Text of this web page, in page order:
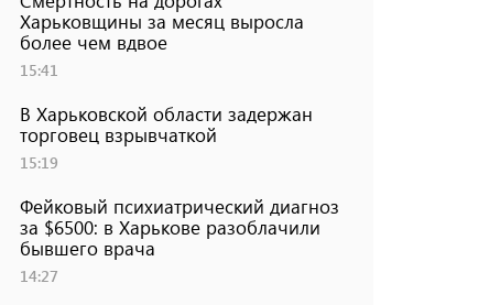
Харьковщины за месяц выросла
более чем вдвое
15:41
В Харьковской области задержан
торговец взрывчаткой
15:19
Фейковый психиатрический диагноз
за $6500: в Харькове разоблачили
бывшего врача
14:27